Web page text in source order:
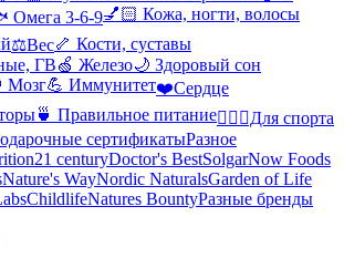
Омега 3-6-9💅🏻 Кожа, ногти, волосы
⚖️Вес🦴 Кости, суставы
ГВ🍏 Железо🌙 Здоровый сон
Мозг💪 Иммунитет❤️Сердце
🍵 Правильное питание🤸🏻‍♀️Для спорта
сертификатыРазное
21 centuryDoctor's BestSolgarNow Foods
Nature's WayNordic NaturalsGarden of Life
ChildlifeNatures BountyРазные бренды